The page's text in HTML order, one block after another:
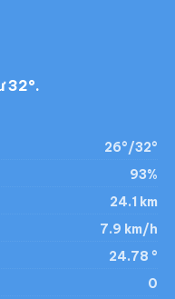
32°.
26°/32°
93%
24.1 km
7.9 km/h
24.78 °
0